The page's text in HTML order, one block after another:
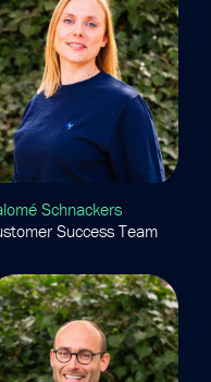
Schnackers
Success Team